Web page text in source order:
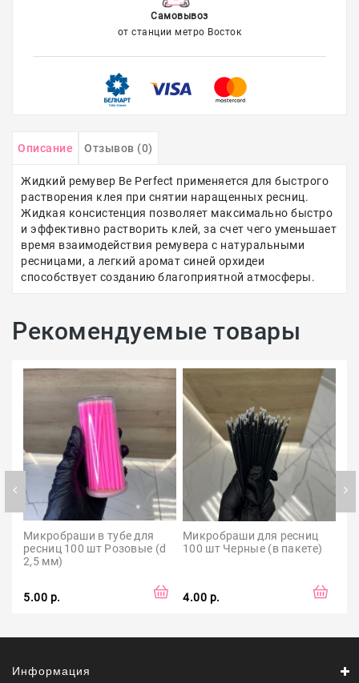
Самовывоз
от станции метро Восток
Описание Отзывов (0)
Жидкий ремувер Be Perfect применяется для быстрого
растворения клея при снятии наращенных ресниц.
Жидкая консистенция позволяет максимально быстро
и эффективно растворить клей, за счет чего уменьшает
время взаимодействия ремувера с натуральными
ресницами, а легкий аромат синей орхидеи
способствует созданию благоприятной атмосферы.
Рекомендуемые товары
Микробраши в тубе для
ресниц 100 шт Розовые (d
2,5 мм)
5.00 р.
Микробраши для ресниц
100 шт Черные (в пакете)
4.00 р.
Информация